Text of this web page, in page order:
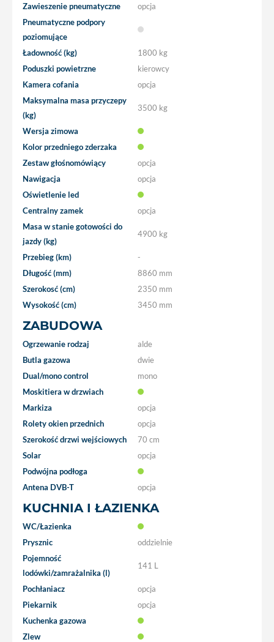
Zawieszenie pneumatyczne
opcja
Pneumatyczne podpory
poziomujące
Ładowność (kg)
1800 kg
Poduszki powietrzne
kierowcy
Kamera cofania
opcja
Maksymalna masa przyczepy
(kg)
3500 kg
Wersja zimowa
Kolor przedniego zderzaka
Zestaw głośnomówiący
opcja
Nawigacja
opcja
Oświetlenie led
Centralny zamek
opcja
Masa w stanie gotowości do
jazdy (kg)
4900 kg
Przebieg (km)
-
Długość (mm)
8860 mm
Szerokosć (cm)
2350 mm
Wysokość (cm)
3450 mm
ZABUDOWA
Ogrzewanie rodzaj
alde
Butla gazowa
dwie
Dual/mono control
mono
Moskitiera w drzwiach
Markiza
opcja
Rolety okien przednich
opcja
Szerokość drzwi wejściowych
70 cm
Solar
opcja
Podwójna podłoga
Antena DVB-T
opcja
KUCHNIA I ŁAZIENKA
WC/Łazienka
Prysznic
oddzielnie
Pojemność
lodówki/zamrażalnika (l)
141 L
Pochłaniacz
opcja
Piekarnik
opcja
Kuchenka gazowa
Zlew